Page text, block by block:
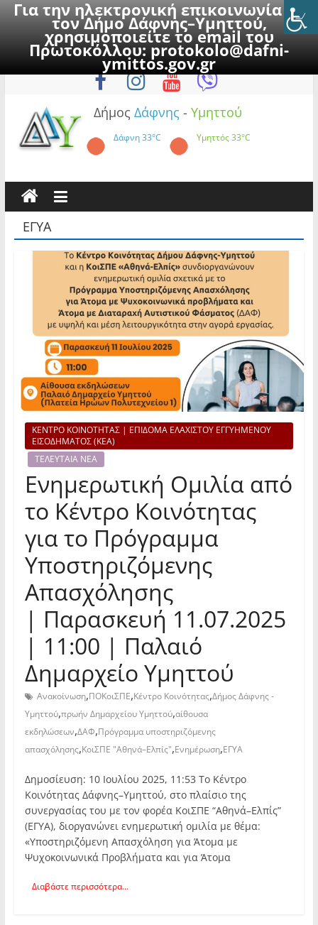
Για την ηλεκτρονική επικοινωνία με
τον Δήμο Δάφνης–Υμηττού,
χρησιμοποιείτε το email του
Πρωτοκόλλου:protokolo@dafni-
ymittos.gov.gr
to
Κυριακή, 9 Αυγούστου 2026
Δήμος Δάφνης - Υμηττού
Δάφνη33°C Υμηττός33°C
ΕΓΥΑ
ΚΕΝΤΡΟ ΚΟΙΝΟΤΗΤΑΣ | ΕΠΙΔΟΜΑ ΕΛΑΧΙΣΤΟΥ ΕΓΓΥΗΜΕΝΟΥ
ΕΙΣΟΔΗΜΑΤΟΣ (ΚΕΑ)
ΤΕΛΕΥΤΑΙΑ ΝΕΑ
Ενημερωτική Ομιλία από
το Κέντρο Κοινότητας
για το Πρόγραμμα
Υποστηριζόμενης
Απασχόλησης
| Παρασκευή 11.07.2025
| 11:00 | Παλαιό
Δημαρχείο Υμηττού
Ανακοίνωση,ΠΟΚοιΣΠΕ,Κέντρο Κοινότητας,Δήμος Δάφνης -
Υμηττού,πρωήν Δημαρχείου Υμηττού,αίθουσα
εκδηλώσεων,ΔΑΦ,Πρόγραμμα υποστηριζόμενης
απασχόλησης,ΚοιΣΠΕ "Αθηνά–Ελπίς",Ενημέρωση,ΕΓΥΑ
Δημοσίευση: 10 Ιουλίου 2025, 11:53 Το Κέντρο
Κοινότητας Δάφνης–Υμηττού, στο πλαίσιο της
συνεργασίας του με τον φορέα ΚοιΣΠΕ “Αθηνά–Ελπίς”
(ΕΓΥΑ), διοργανώνει ενημερωτική ομιλία με θέμα:
«Υποστηριζόμενη Απασχόληση για Άτομα με
Ψυχοκοινωνικά Προβλήματα και για Άτομα
Διαβάστε περισσότερα...